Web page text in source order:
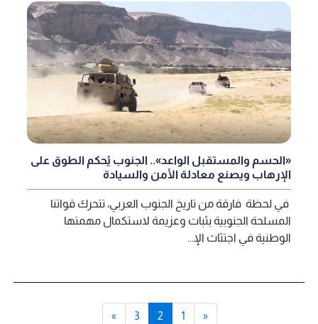
«الحسم والمستقبل الواعد».. الجنوب يُحكم الطوق على
الإرهاب ويصنع معادلة الأمن والسيادة
في لحظة فارقة من تاريخ الجنوب العربي، تتحرك قواتنا
المسلحة الجنوبية بثبات وعزيمة لاستكمال مهمتها
الوطنية في اجتثاث الإ...
«
1
2
3
»